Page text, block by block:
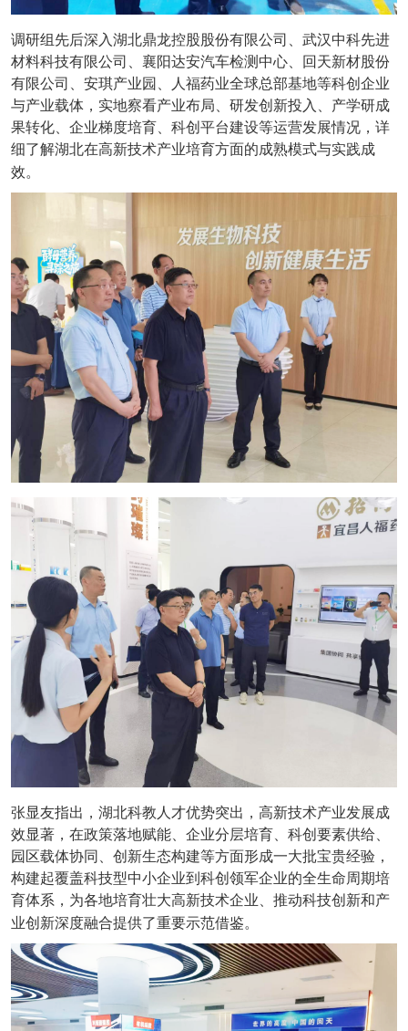
调研组先后深入湖北鼎龙控股股份有限公司、武汉中科先进
材料科技有限公司、襄阳达安汽车检测中心、回天新材股份
有限公司、安琪产业园、人福药业全球总部基地等科创企业
与产业载体，实地察看产业布局、研发创新投入、产学研成
果转化、企业梯度培育、科创平台建设等运营发展情况，详
细了解湖北在高新技术产业培育方面的成熟模式与实践成
效。
张显友指出，湖北科教人才优势突出，高新技术产业发展成
效显著，在政策落地赋能、企业分层培育、科创要素供给、
园区载体协同、创新生态构建等方面形成一大批宝贵经验，
构建起覆盖科技型中小企业到科创领军企业的全生命周期培
育体系，为各地培育壮大高新技术企业、推动科技创新和产
业创新深度融合提供了重要示范借鉴。